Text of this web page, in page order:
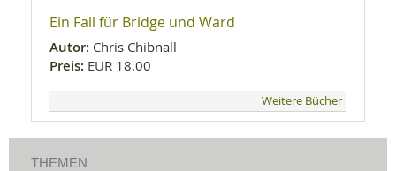
Ein Fall für Bridge und Ward
Autor: Chris Chibnall
Preis: EUR 18.00
Weitere Bücher
THEMEN